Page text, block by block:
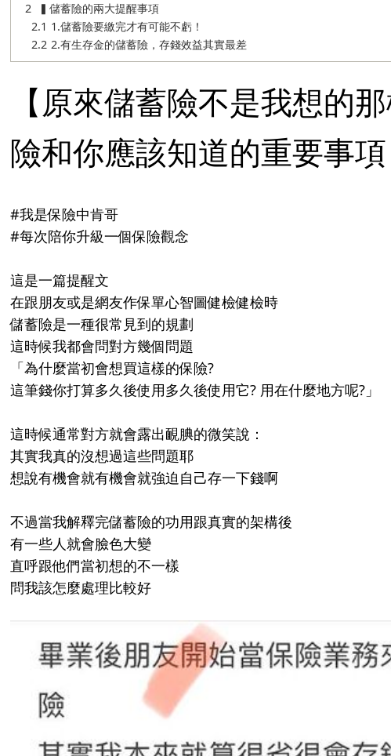
▍儲蓄險的兩大提醒事項
1.儲蓄險要繳完才有可能不虧！
2.有生存金的儲蓄險，存錢效益其實最差
【原來儲蓄險不是我想的
險和你應該知道的重要事項
#我是保險中肯哥
#每次陪你升級一個保險觀念
這是一篇提醒文
在跟朋友或是網友作保單心智圖健檢健檢時
儲蓄險是一種很常見到的規劃
這時候我都會問對方幾個問題
「為什麼當初會想買這樣的保險?
這筆錢你打算多久後使用多久後使用它? 用在什麼地方呢?」
這時候通常對方就會露出靦腆的微笑說：
其實我真的沒想過這些問題耶
想說有機會就有機會就強迫自己存一下錢啊
不過當我解釋完儲蓄險的功用跟真實的架構後
有一些人就會臉色大變
直呼跟他們當初想的不一樣
問我該怎麼處理比較好